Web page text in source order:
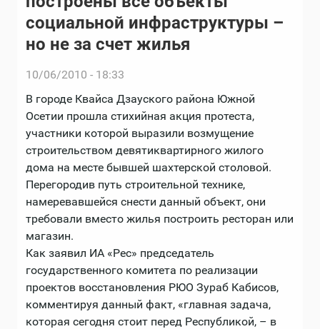
социальной инфраструктуры –
но не за счет жилья
10/06/2010 - 18:33
В городе Квайса Дзауского района Южной
Осетии прошла стихийная акция протеста,
участники которой выразили возмущение
строительством девятиквартирного жилого
дома на месте бывшей шахтерской столовой.
Перегородив путь строительной технике,
намеревавшейся снести данный объект, они
требовали вместо жилья построить ресторан или
магазин.
Как заявил ИА «Рес» председатель
государственного комитета по реализации
проектов восстановления РЮО Зураб Кабисов,
комментируя данный факт, «главная задача,
которая сегодня стоит перед Республикой, – в